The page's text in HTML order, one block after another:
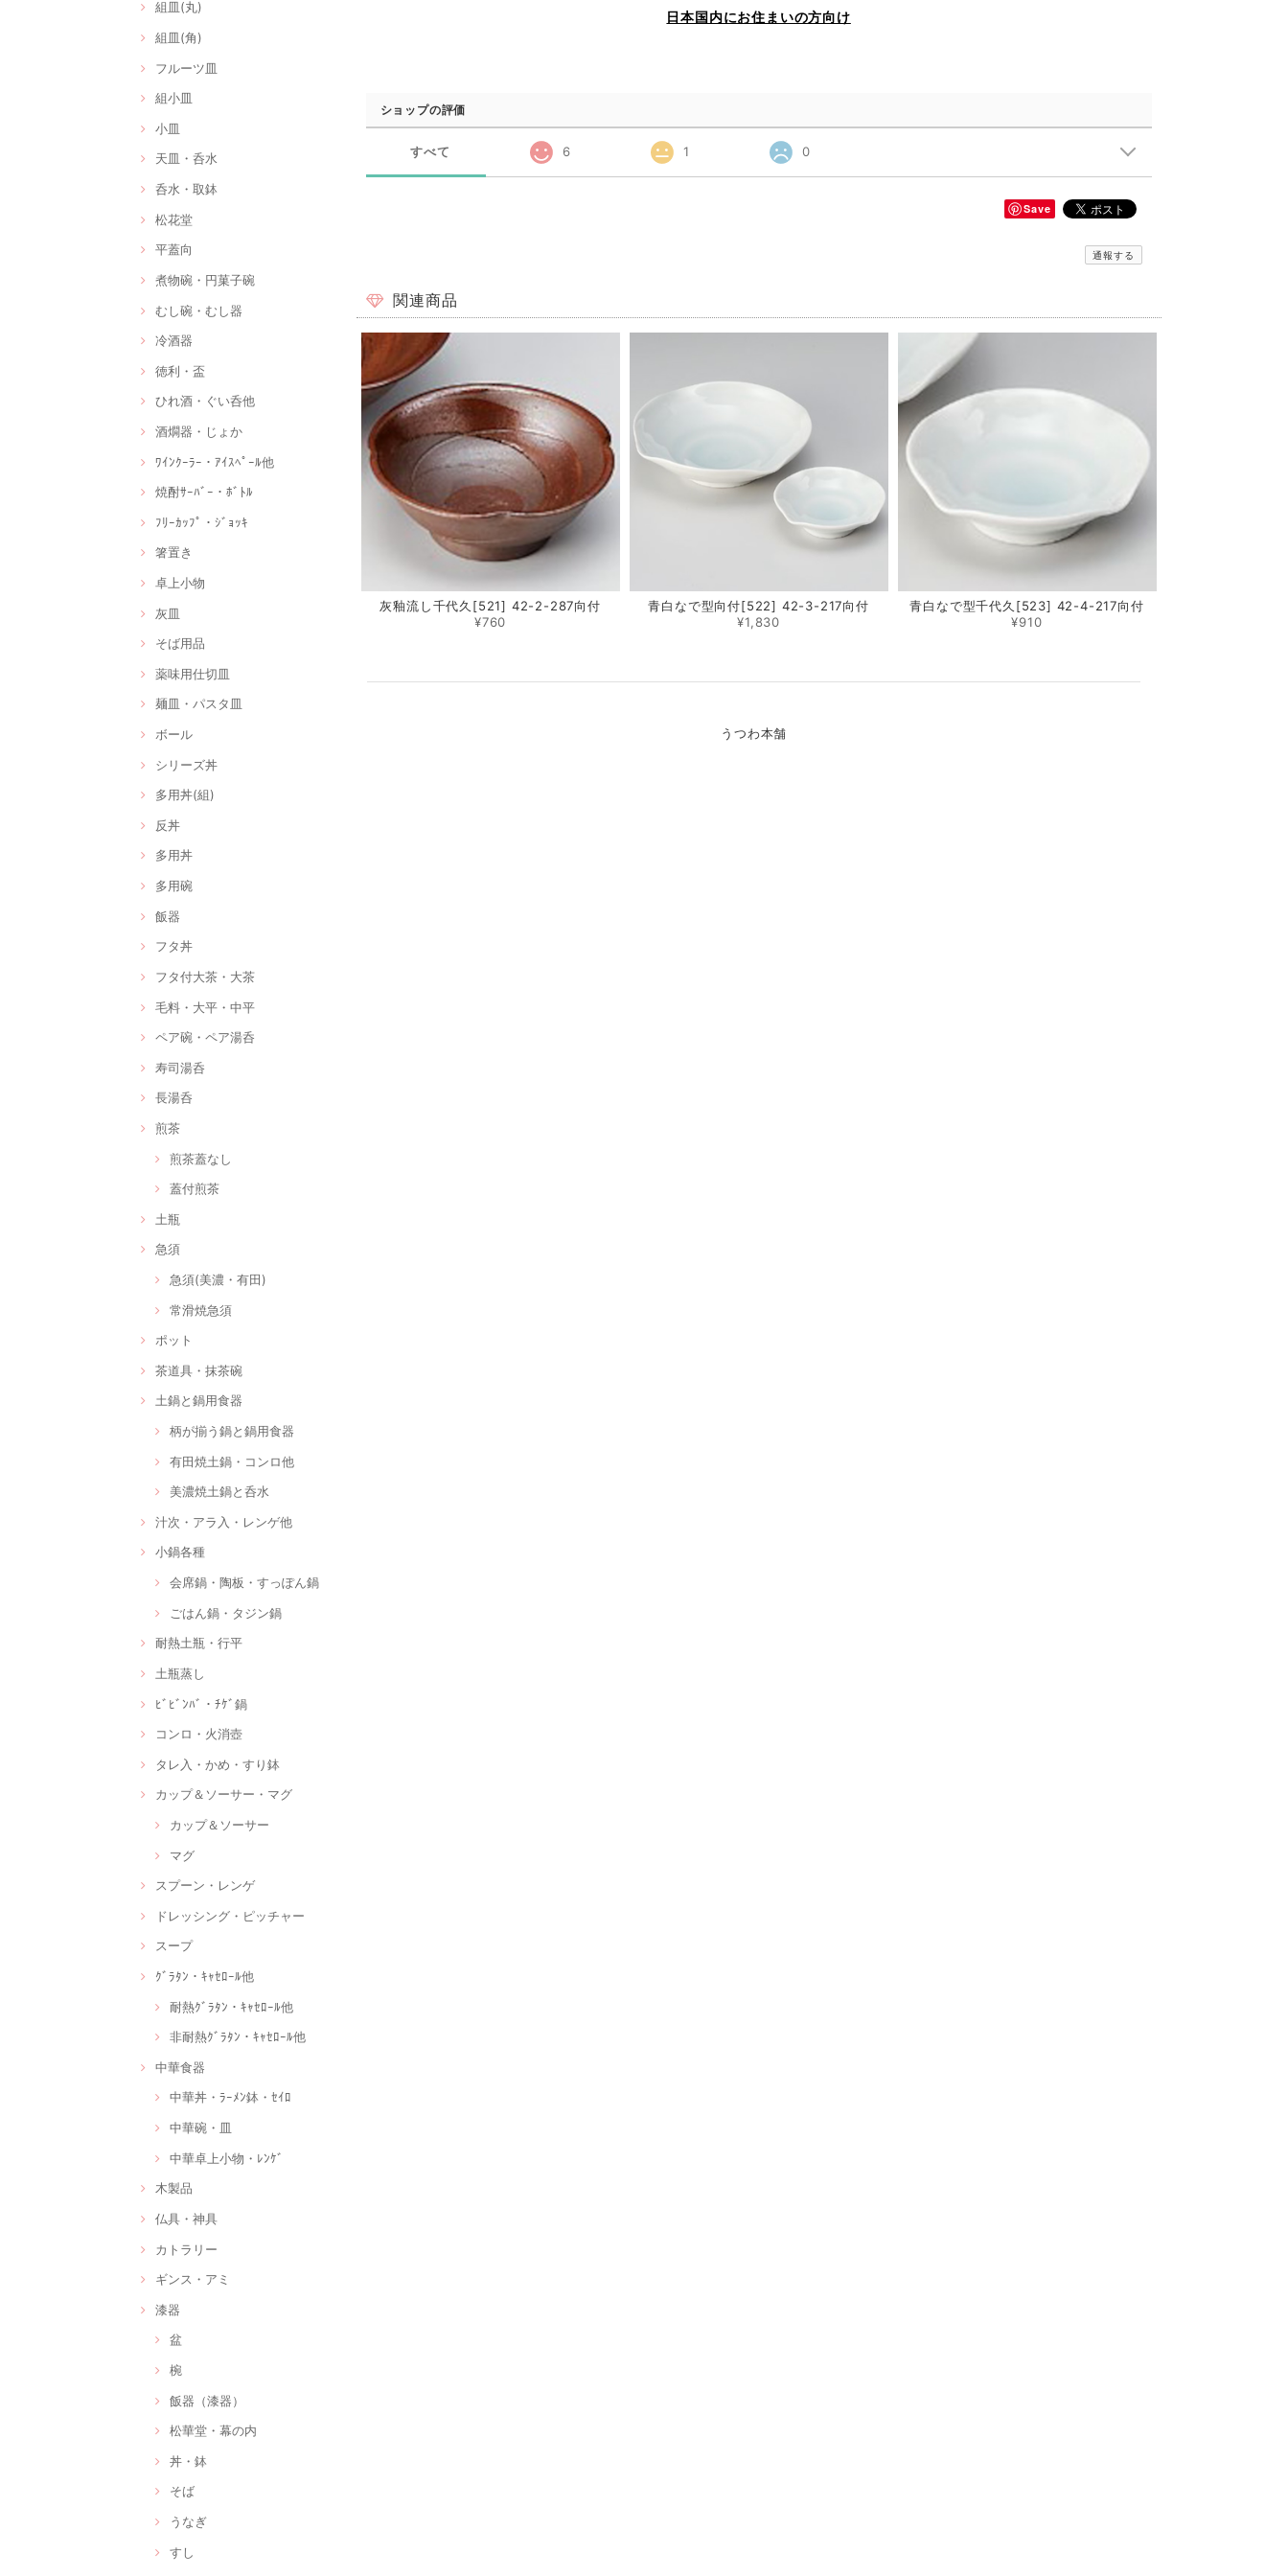
組皿(丸)
組皿(角)
フルーツ皿
組小皿
小皿
天皿・呑水
呑水・取鉢
松花堂
平蓋向
煮物碗・円菓子碗
むし碗・むし器
冷酒器
徳利・盃
ひれ酒・ぐい呑他
酒燗器・じょか
ﾜｲﾝｸｰﾗｰ・ｱｲｽﾍﾟｰﾙ他
焼酎ｻｰﾊﾞｰ・ﾎﾞﾄﾙ
ﾌﾘｰｶｯﾌﾟ・ｼﾞｮｯｷ
箸置き
卓上小物
灰皿
そば用品
薬味用仕切皿
麺皿・パスタ皿
ボール
シリーズ丼
多用丼(組)
反丼
多用丼
多用碗
飯器
フタ丼
フタ付大茶・大茶
毛料・大平・中平
ペア碗・ペア湯呑
寿司湯呑
長湯呑
煎茶
煎茶蓋なし
蓋付煎茶
土瓶
急須
急須(美濃・有田)
常滑焼急須
ポット
茶道具・抹茶碗
土鍋と鍋用食器
柄が揃う鍋と鍋用食器
有田焼土鍋・コンロ他
美濃焼土鍋と呑水
汁次・アラ入・レンゲ他
小鍋各種
会席鍋・陶板・すっぽん鍋
ごはん鍋・タジン鍋
耐熱土瓶・行平
土瓶蒸し
ﾋﾞﾋﾞﾝﾊﾞ・ﾁｹﾞ鍋
コンロ・火消壺
タレ入・かめ・すり鉢
カップ＆ソーサー・マグ
カップ＆ソーサー
マグ
スプーン・レンゲ
ドレッシング・ピッチャー
スープ
ｸﾞﾗﾀﾝ・ｷｬｾﾛｰﾙ他
耐熱ｸﾞﾗﾀﾝ・ｷｬｾﾛｰﾙ他
非耐熱ｸﾞﾗﾀﾝ・ｷｬｾﾛｰﾙ他
中華食器
中華丼・ﾗｰﾒﾝ鉢・ｾｲﾛ
中華碗・皿
中華卓上小物・ﾚﾝｹﾞ
木製品
仏具・神具
カトラリー
ギンス・アミ
漆器
盆
椀
飯器（漆器）
松華堂・幕の内
丼・鉢
そば
うなぎ
すし
日本国内にお住まいの方向け
ショップの評価
すべて 6 1 0
Save
通報する
関連商品
灰釉流し千代久[521] 42-2-287向付
¥760
青白なで型向付[522] 42-3-217向付
¥1,830
青白なで型千代久[523] 42-4-217向付
¥910
うつわ本舗